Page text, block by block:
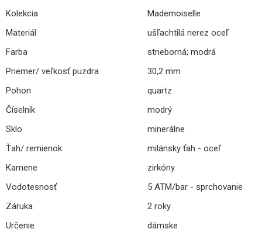
Kolekcia
Mademoiselle
Materiál
ušľachtilá nerez oceľ
Farba
strieborná; modrá
Priemer/ veľkosť puzdra
30,2 mm
Pohon
quartz
Číselník
modrý
Sklo
minerálne
Ťah/ remienok
milánsky ťah - oceľ
Kamene
zirkóny
Vodotesnosť
5 ATM/bar - sprchovanie
Záruka
2 roky
Určenie
dámske